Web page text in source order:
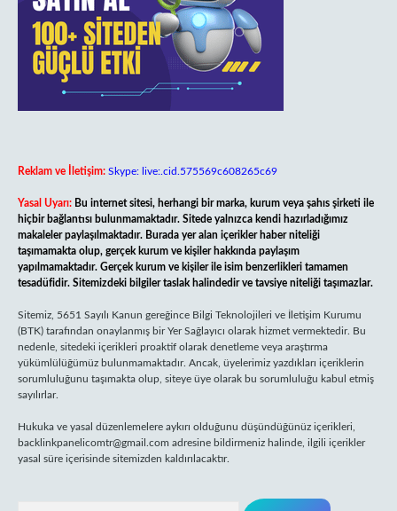
Reklam ve İletişim: Skype: live:.cid.575569c608265c69
Yasal Uyarı: Bu internet sitesi, herhangi bir marka, kurum veya şahıs şirketi ile
hiçbir bağlantısı bulunmamaktadır. Sitede yalnızca kendi hazırladığımız
makaleler paylaşılmaktadır. Burada yer alan içerikler haber niteliği
taşımamakta olup, gerçek kurum ve kişiler hakkında paylaşım
yapılmamaktadır. Gerçek kurum ve kişiler ile isim benzerlikleri tamamen
tesadüfidir. Sitemizdeki bilgiler taslak halindedir ve tavsiye niteliği taşımazlar.
Sitemiz, 5651 Sayılı Kanun gereğince Bilgi Teknolojileri ve İletişim Kurumu
(BTK) tarafından onaylanmış bir Yer Sağlayıcı olarak hizmet vermektedir. Bu
nedenle, sitedeki içerikleri proaktif olarak denetleme veya araştırma
yükümlülüğümüz bulunmamaktadır. Ancak, üyelerimiz yazdıkları içeriklerin
sorumluluğunu taşımakta olup, siteye üye olarak bu sorumluluğu kabul etmiş
sayılırlar.
Hukuka ve yasal düzenlemelere aykırı olduğunu düşündüğünüz içerikleri,
backlinkpanelicomtr@gmail.com adresine bildirmeniz halinde, ilgili içerikler
yasal süre içerisinde sitemizden kaldırılacaktır.